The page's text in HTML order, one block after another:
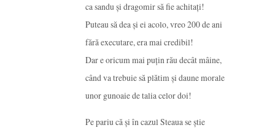
ca sandu și dragomir să fie achitați!
Puteau să dea și ei acolo, vreo 200 de ani
fără executare, era mai credibil!
Dar e oricum mai puțin rău decât mâine,
când va trebuie să plătim și daune morale
unor gunoaie de talia celor doi!
Pe pariu că și în cazul Steaua se știe